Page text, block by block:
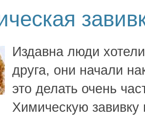
Издавна люди
друга, они начали
это делать очень
Химическую